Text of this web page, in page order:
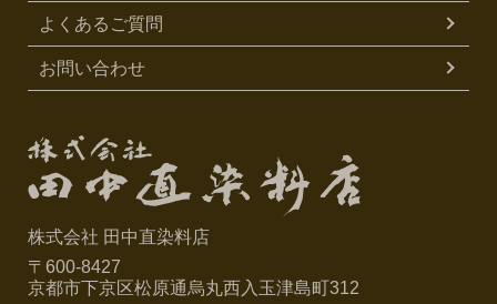
よくあるご質問
お問い合わせ
株式会社 田中直染料店
〒600-8427
京都市下京区松原通烏丸西入玉津島町312